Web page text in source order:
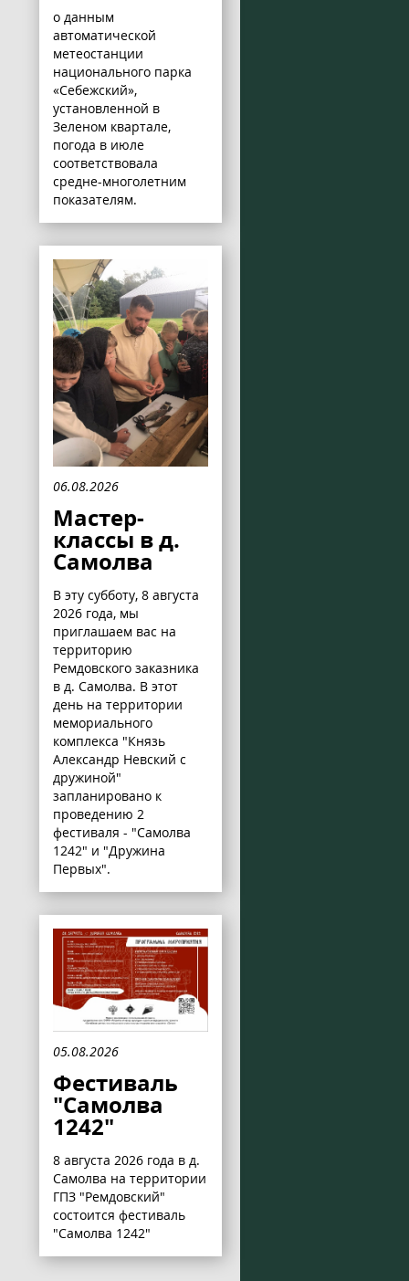
о данным
автоматической
метеостанции
национального парка
«Себежский»,
установленной в
Зеленом квартале,
погода в июле
соответствовала
средне-многолетним
показателям.
06.08.2026
Мастер-
классы в д.
Самолва
В эту субботу, 8 августа
2026 года, мы
приглашаем вас на
территорию
Ремдовского заказника
в д. Самолва. В этот
день на территории
мемориального
комплекса "Князь
Александр Невский с
дружиной"
запланировано к
проведению 2
фестиваля - "Самолва
1242" и "Дружина
Первых".
05.08.2026
Фестиваль
"Самолва
1242"
8 августа 2026 года в д.
Самолва на территории
ГПЗ "Ремдовский"
состоится фестиваль
"Самолва 1242"